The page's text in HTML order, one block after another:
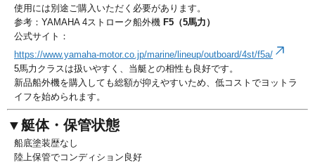
使用には別途ご購入いただく必要があります。
参考：YAMAHA 4ストローク船外機 F5（5馬力）
公式サイト：
https://www.yamaha-motor.co.jp/marine/lineup/outboard/4st/f5a/
5馬力クラスは扱いやすく、当艇との相性も良好です。
新品船外機を購入しても総額が抑えやすいため、低コストでヨットラ
イフを始められます。
▼艇体・保管状態
船底塗装歴なし
陸上保管でコンディション良好